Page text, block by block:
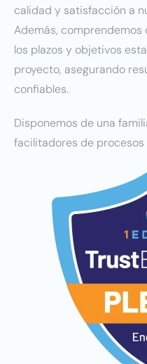
calidad y satisfacción a
Además, comprendemos
los plazos y objetivos
proyecto, asegurando
confiables.
Disponemos de una
facilitadores de procesos